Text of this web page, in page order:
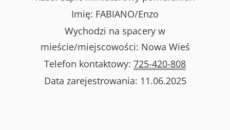
Imię: FABIANO/Enzo
Wychodzi na spacery w
mieście/miejscowości: Nowa Wieś
Telefon kontaktowy: 725-420-808
Data zarejestrowania: 11.06.2025